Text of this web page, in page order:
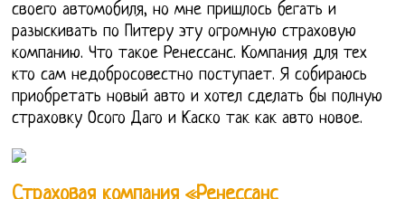
своего автомобиля, но мне пришлось бегать и
разыскивать по Питеру эту огромную страховую
компанию. Что такое Ренессанс. Компания для тех
кто сам недобросовестно поступает. Я собираюсь
приобретать новый авто и хотел сделать бы полную
страховку Осого Даго и Каско так как авто новое.